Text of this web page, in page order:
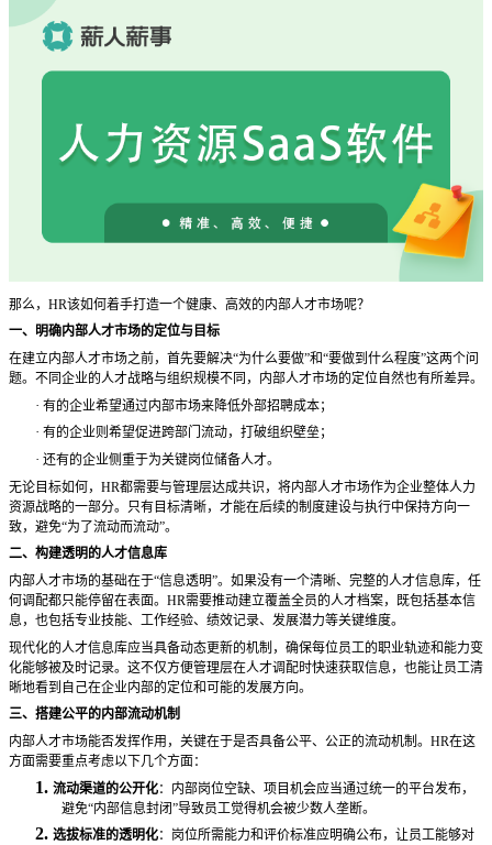
那么， HR该如何着手打造一个健康、高效的内部人才市场呢？
一、明确内部人才市场的定位与目标
在建立内部人才市场之前，首先要解决“为什么要做”和“要做到什么程度”这两个问
题。不同企业的人才战略与组织规模不同，内部人才市场的定位自然也有所差异。
· 有的企业希望通过内部市场来降低外部招聘成本；
· 有的企业则希望促进跨部门流动，打破组织壁垒；
· 还有的企业侧重于为关键岗位储备人才。
无论目标如何， HR都需要与管理层达成共识，将内部人才市场作为企业整体人力
资源战略的一部分。只有目标清晰，才能在后续的制度建设与执行中保持方向一
致，避免“为了流动而流动”。
二、构建透明的人才信息库
内部人才市场的基础在于“信息透明”。如果没有一个清晰、完整的人才信息库，任
何调配都只能停留在表面。HR需要推动建立覆盖全员的人才档案，既包括基本信
息，也包括专业技能、工作经验、绩效记录、发展潜力等关键维度。
现代化的人才信息库应当具备动态更新的机制，确保每位员工的职业轨迹和能力变
化能够被及时记录。这不仅方便管理层在人才调配时快速获取信息，也能让员工清
晰地看到自己在企业内部的定位和可能的发展方向。
三、搭建公平的内部流动机制
内部人才市场能否发挥作用，关键在于是否具备公平、公正的流动机制。 HR在这
方面需要重点考虑以下几个方面：
1. 流动渠道的公开化：内部岗位空缺、项目机会应当通过统一的平台发布，
避免“内部信息封闭”导致员工觉得机会被少数人垄断。
2. 选拔标准的透明化：岗位所需能力和评价标准应明确公布，让员工能够对